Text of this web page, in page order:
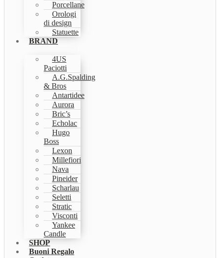
Porcellane
Orologi
di design
Statuette
BRAND
4US
Paciotti
A.G.Spalding
& Bros
Antartidee
Aurora
Bric’s
Echolac
Hugo
Boss
Lexon
Millefiori
Nava
Pineider
Scharlau
Seletti
Stratic
Visconti
Yankee
Candle
SHOP
Buoni Regalo